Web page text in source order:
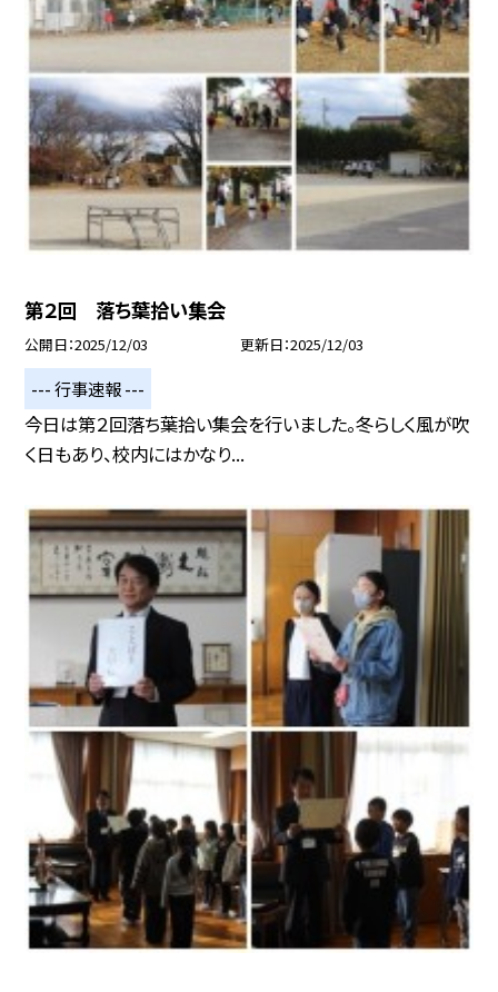
第２回 落ち葉拾い集会
公開日 2025/12/03 更新日 2025/12/03
--- 行事速報 ---
今日は第２回落ち葉拾い集会を行いました。冬らしく風が吹
く日もあり、校内にはかなり...